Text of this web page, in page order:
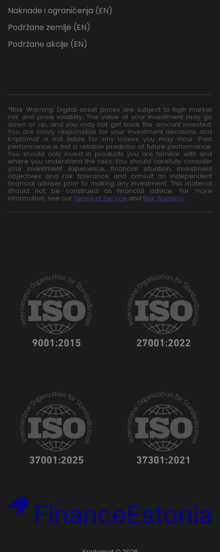
Naknade i ograničenja (EN)
Podržane zemlje (EN)
Podržane akcije (EN)
*Risk Warning: Digital asset prices are subject to high market
risk and price volatility. The value of your investment may go
down or up, and you may not get back the amount invested.
You are solely responsible for your investment decisions and
Kriptomat is not liable for any losses you may incur. Past
performance is not a reliable predictor of future performance.
You should only invest in products you are familiar with and
where you understand the risks. You should carefully consider
your investment experience, financial situation, investment
objectives and risk tolerance and consult an independent
financial adviser prior to making any investment. This material
should not be construed as financial advice. For more
information, see our Terms of Service and Risk Warning.